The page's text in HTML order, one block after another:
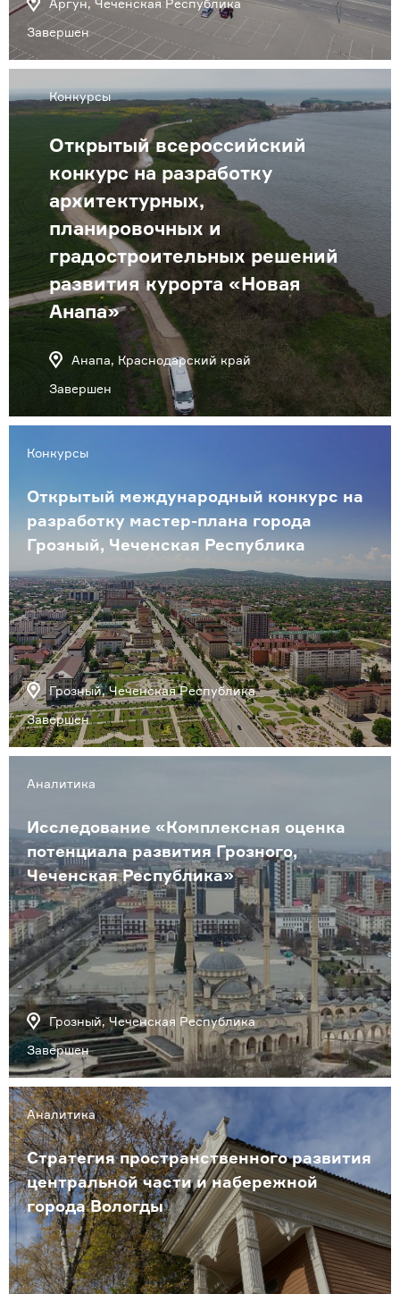
Аргун, Чеченская Республика
Завершен
Конкурсы
Открытый всероссийский
конкурс на разработку
архитектурных,
планировочных и
градостроительных решений
развития курорта «Новая
Анапа»
Анапа, Краснодарский край
Завершен
Конкурсы
Открытый международный конкурс на
разработку мастер-плана города
Грозный, Чеченская Республика
Грозный, Чеченская Республика
Завершен
Аналитика
Исследование «Комплексная оценка
потенциала развития Грозного,
Чеченская Республика»
Грозный, Чеченская Республика
Завершен
Аналитика
Стратегия пространственного развития
центральной части и набережной
города Вологды